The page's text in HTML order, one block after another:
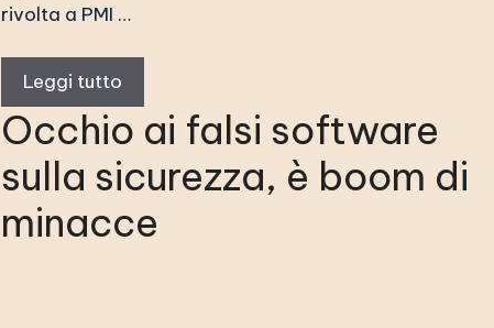
rivolta a PMI …
Leggi tutto
Occhio ai falsi software
sulla sicurezza, è boom di
minacce